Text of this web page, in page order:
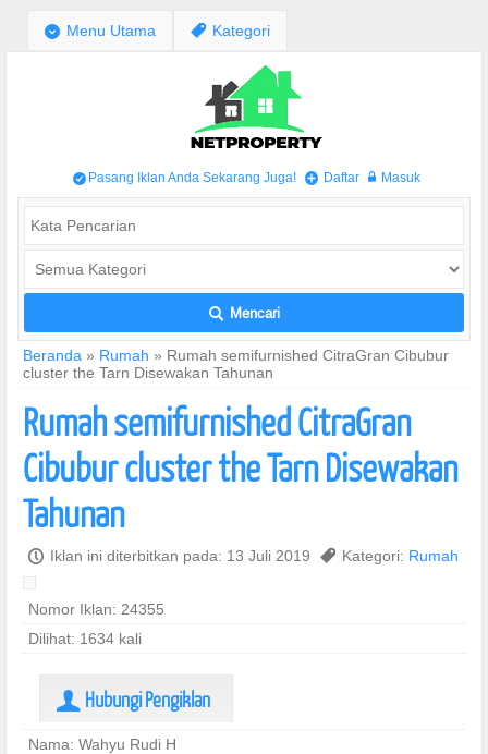
; Menu Utama , Kategori
/ Pasang Iklan Anda Sekarang Juga! + Daftar w Masuk
L Mencari
Beranda » Rumah » Rumah semifurnished CitraGran Cibubur
cluster the Tarn Disewakan Tahunan
Rumah semifurnished CitraGran
Cibubur cluster the Tarn Disewakan
Tahunan
P Iklan ini diterbitkan pada: 13 Juli 2019 , Kategori: Rumah
Nomor Iklan: 24355
Dilihat: 1634 kali
U Hubungi Pengiklan
Nama: Wahyu Rudi H